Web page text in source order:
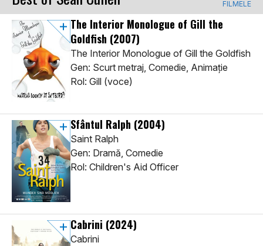
FILMELE
The Interior Monologue of Gill the
Goldfish (2007)
The Interior Monologue of Gill the Goldfish
Gen: Scurt metraj, Comedie, Animaţie
Rol: Gill (voce)
Sfântul Ralph (2004)
Saint Ralph
Gen: Dramă, Comedie
Rol: Children's Aid Officer
Cabrini (2024)
Cabrini